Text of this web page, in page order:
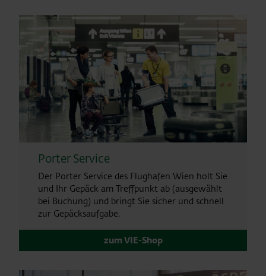
Porter Service
Der Porter Service des Flughafen Wien holt Sie
und Ihr Gepäck am Treffpunkt ab (ausgewählt
bei Buchung) und bringt Sie sicher und schnell
zur Gepäcksaufgabe.
zum VIE-Shop